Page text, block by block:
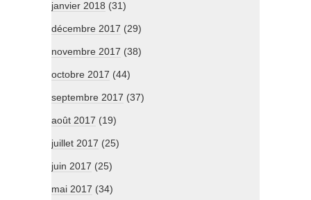
janvier 2018 (31)
décembre 2017 (29)
novembre 2017 (38)
octobre 2017 (44)
septembre 2017 (37)
août 2017 (19)
juillet 2017 (25)
juin 2017 (25)
mai 2017 (34)